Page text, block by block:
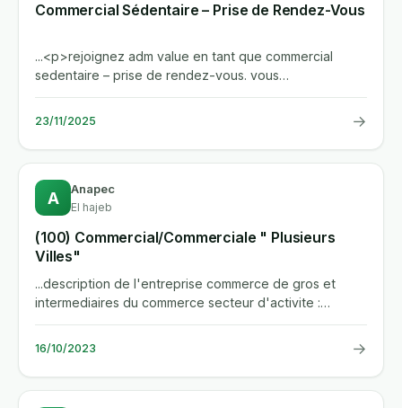
Commercial Sédentaire – Prise de Rendez-Vous
...<p>rejoignez adm value en tant que commercial
sedentaire – prise de rendez-vous. vous
developperez des leads...
23/11/2025 →
A Anapec
El hajeb
(100) Commercial/Commerciale " Plusieurs
Villes"
...description de l'entreprise commerce de gros et
intermediaires du commerce secteur d'activite :
commerce de gros et...
16/10/2023 →